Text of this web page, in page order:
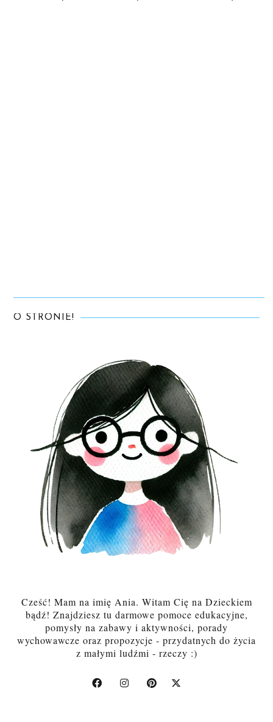
O STRONIE!
Cześć! Mam na imię Ania. Witam Cię na Dzieckiem
bądź! Znajdziesz tu darmowe pomoce edukacyjne,
pomysły na zabawy i aktywności, porady
wychowawcze oraz propozycje - przydatnych do życia
z małymi ludźmi - rzeczy :)